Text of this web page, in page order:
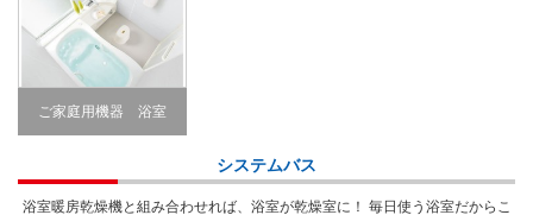
ご家庭用機器 浴室
システムバス
浴室暖房乾燥機と組み合わせれば、浴室が乾燥室に！ 毎日使う浴室だからこ